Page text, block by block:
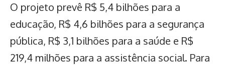
O projeto prevê R$ 5,4 bilhões para a
educação, R$ 4,6 bilhões para a segurança
pública, R$ 3,1 bilhões para a saúde e R$
219,4 milhões para a assistência social. Para